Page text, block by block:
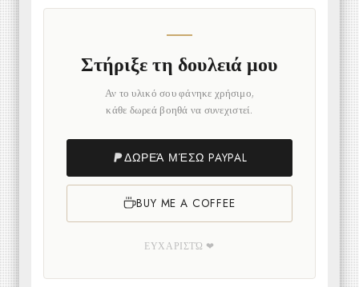
Στήριξε τη δουλειά μου
Αν το υλικό σου φάνηκε χρήσιμο,
κάθε δωρεά βοηθά να συνεχιστεί.
ΔΩΡΕΆ ΜΈΣΩ PAYPAL
BUY ME A COFFEE
ΕΥΧΑΡΙΣΤΏ ❤